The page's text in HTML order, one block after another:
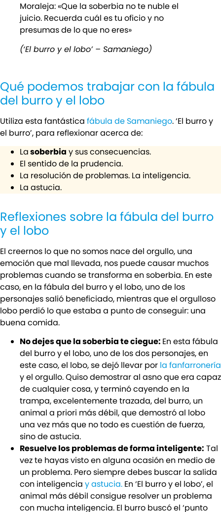
Moraleja: «Que la soberbia no te nuble el
juicio. Recuerda cuál es tu oficio y no
presumas de lo que no eres»
(‘El burro y el lobo’ – Samaniego)
Qué podemos trabajar con la fábula
del burro y el lobo
Utiliza esta fantástica fábula de Samaniego. ‘El burro y
el burro’, para reflexionar acerca de:
Lasoberbia y sus consecuencias.
El sentido de la prudencia.
La resolución de problemas. La inteligencia.
La astucia.
Reflexiones sobre la fábula del burro
y el lobo
El creernos lo que no somos nace del orgullo, una
emoción que mal llevada, nos puede causar muchos
problemas cuando se transforma en soberbia. En este
caso, en la fábula del burro y el lobo, uno de los
personajes salió beneficiado, mientras que el orgulloso
lobo perdió lo que estaba a punto de conseguir: una
buena comida.
No dejes que la soberbia te ciegue: En esta fábula
del burro y el lobo, uno de los dos personajes, en
este caso, el lobo, se dejó llevar por la fanfarronería
y el orgullo. Quiso demostrar al asno que era capaz
de cualquier cosa, y terminó cayendo en la
trampa, excelentemente trazada, del burro, un
animal a priori más débil, que demostró al lobo
una vez más que no todo es cuestión de fuerza,
sino de astucia.
Resuelve los problemas de forma inteligente: Tal
vez te hayas visto en alguna ocasión en medio de
un problema. Pero siempre debes buscar la salida
con inteligencia y astucia. En ‘El burro y el lobo’, el
animal más débil consigue resolver un problema
con mucha inteligencia. El burro buscó el ‘punto